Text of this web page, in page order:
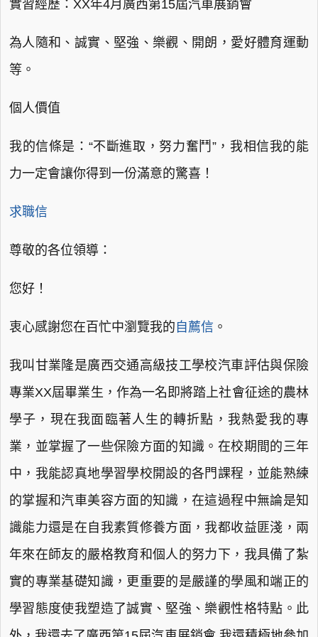
實習經歷：XX年4月廣西第15屆汽車展銷會
為人隨和、誠實、堅強、樂觀、開朗，愛好體育運動
等。
個人價值
我的信條是：“不斷進取，努力奮鬥”，我相信我的能
力一定會讓你得到一份滿意的驚喜！
求職信
尊敬的各位領導：
您好！
衷心感謝您在百忙中瀏覽我的 自薦信 。
我叫甘業隆是廣西交通高級技工學校汽車評估與保險
專業XX屆畢業生，作為一名即將踏上社會征途的農林
學子，現在我面臨著人生的轉折點，我熱愛我的專
業，並掌握了一些保險方面的知識。在校期間的三年
中，我能認真地學習學校開設的各門課程，並能熟練
的掌握和汽車美容方面的知識，在這過程中無論是知
識能力還是在自我素質修養方面，我都收益匪淺，兩
年來在師友的嚴格教育和個人的努力下，我具備了紮
實的專業基礎知識，更重要的是嚴謹的學風和端正的
學習態度使我塑造了誠實、堅強、樂觀性格特點。此